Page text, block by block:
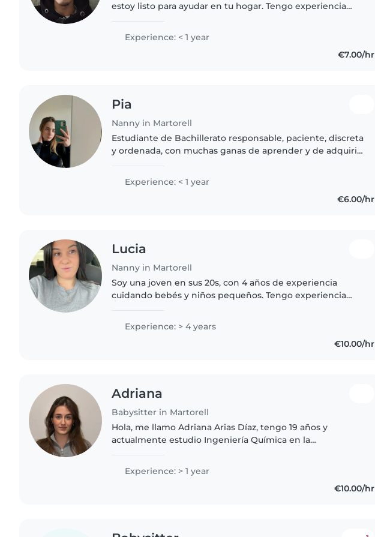
estoy listo para ayudar en tu hogar. Tengo experiencia
escolar, incluyendo..
Experience: < 1 year
€7.00/hr
Pia
Nanny in Martorell
Estudiante de Bachillerato responsable, paciente, discreta
y ordenada, con muchas ganas de aprender y de adquirir
habilidades..
Experience: < 1 year
€6.00/hr
Lucia
Nanny in Martorell
Soy una joven en sus 20s, con 4 años de experiencia
cuidando bebés y niños pequeños. Tengo experiencia
retraso global del desarrollo...
Experience: > 4 years
€10.00/hr
Adriana
Babysitter in Martorell
Hola, me llamo Adriana Arias Díaz, tengo 19 años y
actualmente estudio Ingeniería Química en la
Experience: > 1 year
€10.00/hr